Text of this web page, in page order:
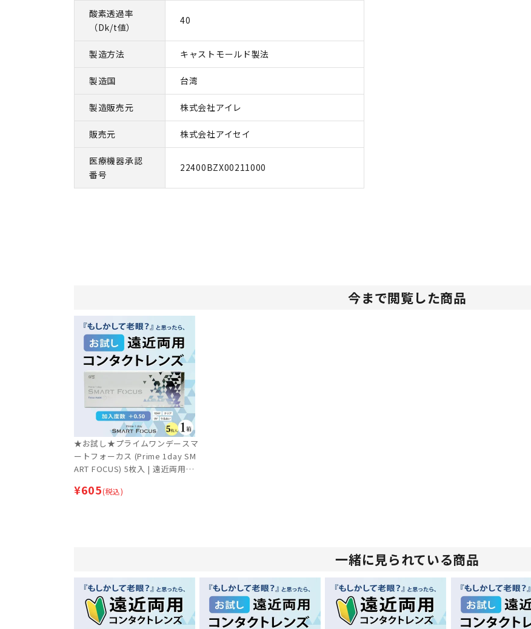
酸素透過率
（Dk/t値）
40
製造方法 キャストモールド製法
製造国 台湾
製造販売元 株式会社アイレ
販売元 株式会社アイセイ
医療機器承認
番号
22400BZX00211000
今まで閲覧した商品
★お試し★プライムワンデースマ
ートフォーカス (Prime 1day SM
ART FOCUS) 5枚入 | 遠近両用コ
コポス専用】
¥605(税込)
一緒に見られている商品